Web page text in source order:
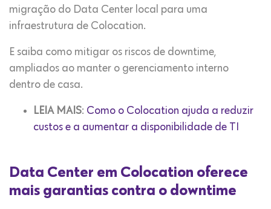
migração do Data Center local para uma
infraestrutura de Colocation.
E saiba como mitigar os riscos de downtime,
ampliados ao manter o gerenciamento interno
dentro de casa.
LEIA MAIS: Como o Colocation ajuda a reduzir
custos e a aumentar a disponibilidade de TI
Data Center em Colocation oferece
mais garantias contra o downtime